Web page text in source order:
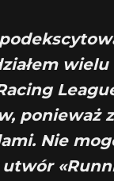
ponieważ
Nie